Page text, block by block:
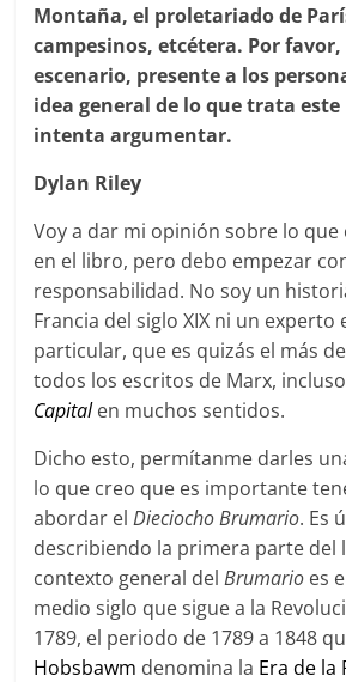
Montaña, el proletariado de
campesinos, etcétera. Por favor,
escenario, presente a los
idea general de lo que trata
intenta argumentar.
Dylan Riley
Voy a dar mi opinión sobre lo
en el libro, pero debo empezar
responsabilidad. No soy un
Francia del siglo XIX ni un experto
particular, que es quizás el más
todos los escritos de Marx,
Capitalen muchos sentidos.
Dicho esto, permítanme darles
lo que creo que es importante
abordar elDieciocho Brumario. Es
describiendo la primera parte del
contexto general delBrumario es
medio siglo que sigue a la
1789, el periodo de 1789 a 1848
Hobsbawm denomina la Era de la